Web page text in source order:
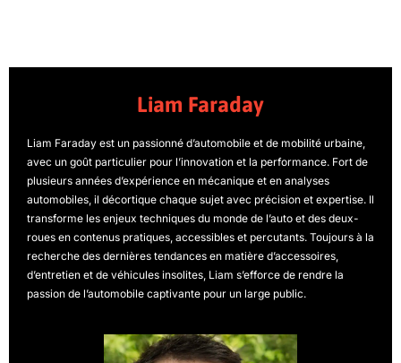
Liam Faraday
Liam Faraday est un passionné d’automobile et de mobilité urbaine,
avec un goût particulier pour l’innovation et la performance. Fort de
plusieurs années d’expérience en mécanique et en analyses
automobiles, il décortique chaque sujet avec précision et expertise. Il
transforme les enjeux techniques du monde de l’auto et des deux-
roues en contenus pratiques, accessibles et percutants. Toujours à la
recherche des dernières tendances en matière d’accessoires,
d’entretien et de véhicules insolites, Liam s’efforce de rendre la
passion de l’automobile captivante pour un large public.